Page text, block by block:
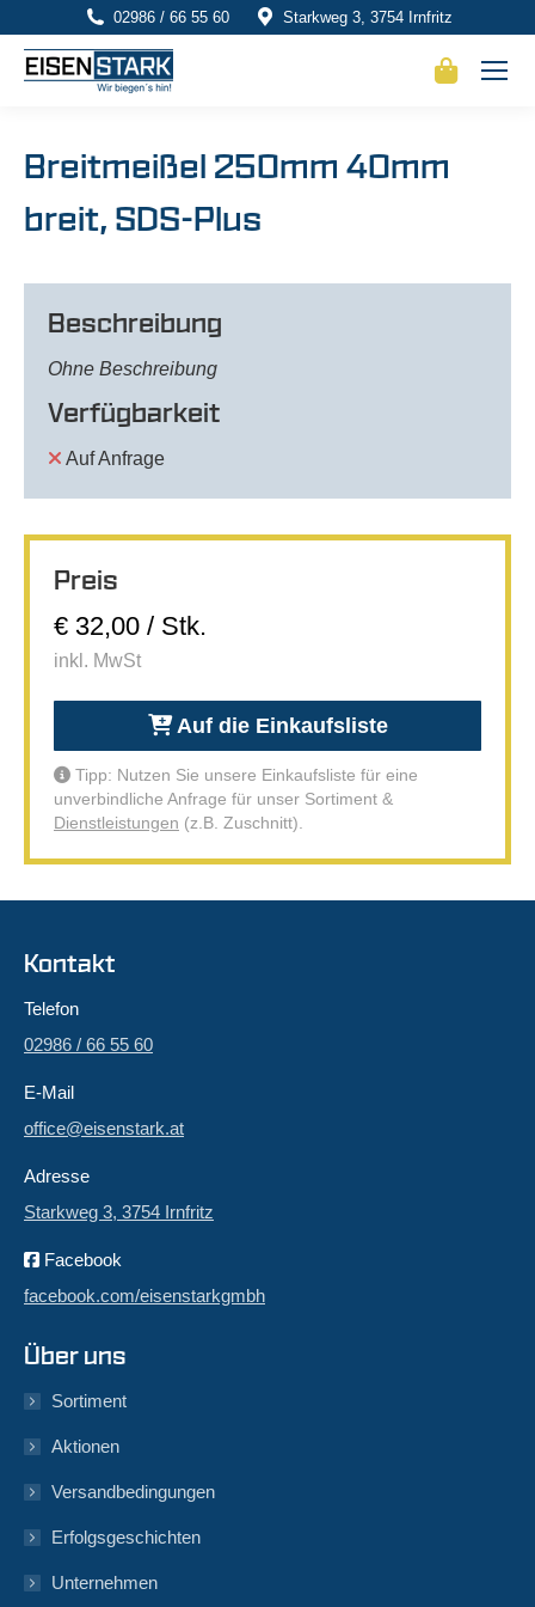
02986 / 66 55 60 Starkweg 3, 3754 Irnfritz
Breitmeißel 250mm 40mm
breit, SDS-Plus
Beschreibung
Ohne Beschreibung
Verfügbarkeit
Auf Anfrage
Preis
€ 32,00 / Stk.
inkl. MwSt
Auf die Einkaufsliste
Tipp: Nutzen Sie unsere Einkaufsliste für eine
unverbindliche Anfrage für unser Sortiment &
Dienstleistungen (z.B. Zuschnitt).
Kontakt
Telefon
02986 / 66 55 60
E-Mail
office@eisenstark.at
Adresse
Starkweg 3, 3754 Irnfritz
Facebook
facebook.com/eisenstarkgmbh
Über uns
Sortiment
Aktionen
Versandbedingungen
Erfolgsgeschichten
Unternehmen